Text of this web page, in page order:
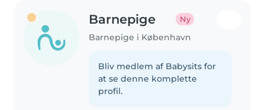
Barnepige Ny
Barnepige i København
Bliv medlem af Babysits for
at se denne komplette
profil.